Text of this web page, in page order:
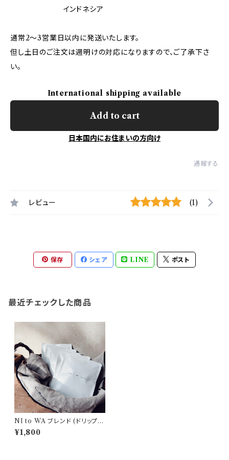
インドネシア
通常2〜3営業日以内に発送いたします。
但し土日のご注文は週明けの対応になりますので、ご了承下さ
い。
International shipping available
Add to cart
日本国内にお住まいの方向け
通報する
レビュー (1)
保存 シェア LINE ポスト
最近チェックした商品
NI to WA ブレンド (ドリップバ
ッグ10個入り)
¥1,800